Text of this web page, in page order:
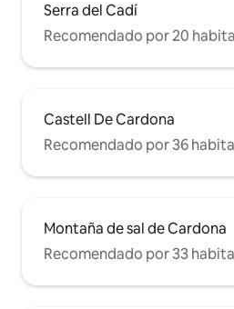
Serra del Cadí
Recomendado por 20
Castell De Cardona
Recomendado por 36
Montaña de sal de Cardona
Recomendado por 33